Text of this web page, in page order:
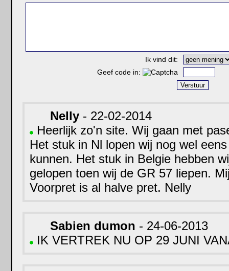
Ik vind dit:
Geef code in:
Nelly - 22-02-2014
Heerlijk zo'n site. Wij gaan met
Het stuk in Nl lopen wij nog wel
kunnen. Het stuk in Belgie hebben
gelopen toen wij de GR 57 liepen.
Voorpret is al halve pret. Nelly
Sabien dumon - 24-06-2013
IK VERTREK NU OP 29 JUNI